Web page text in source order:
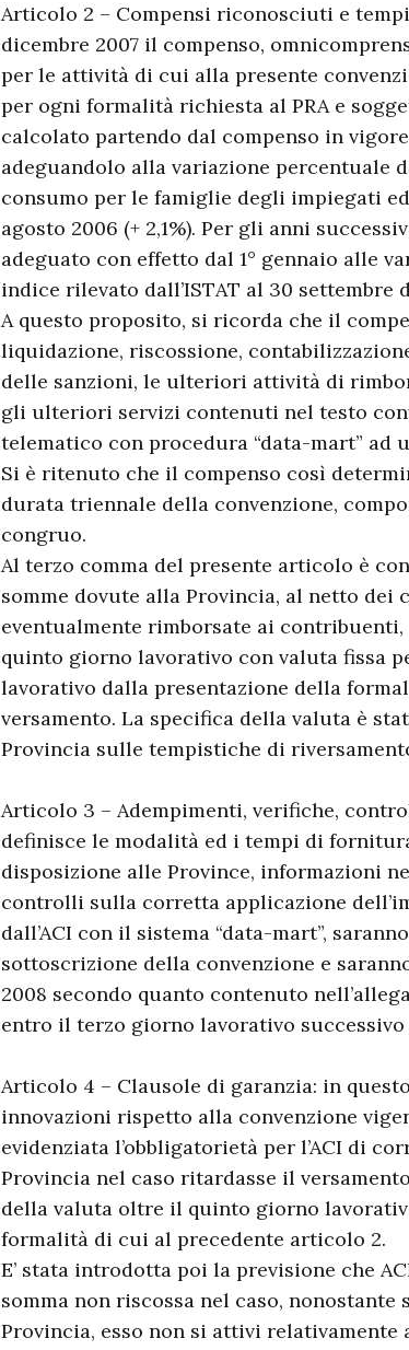
Articolo 2 – Compensi riconosciuti e
dicembre 2007 il compenso,
per le attività di cui alla presente
per ogni formalità richiesta al PRA e
calcolato partendo dal compenso in
adeguandolo alla variazione percentuale
consumo per le famiglie degli impiegati
agosto 2006 (+ 2,1%). Per gli anni
adeguato con effetto dal 1° gennaio alle
indice rilevato dall’ISTAT al 30 settembre
A questo proposito, si ricorda che il
liquidazione, riscossione,
delle sanzioni, le ulteriori attività di
gli ulteriori servizi contenuti nel testo
telematico con procedura “data-mart” ad
Si è ritenuto che il compenso così
durata triennale della convenzione,
congruo.
Al terzo comma del presente articolo è
somme dovute alla Provincia, al netto dei
eventualmente rimborsate ai
quinto giorno lavorativo con valuta fissa
lavorativo dalla presentazione della
versamento. La specifica della valuta è
Provincia sulle tempistiche di
Articolo 3 – Adempimenti, verifiche,
definisce le modalità ed i tempi di
disposizione alle Province, informazioni
controlli sulla corretta applicazione
dall’ACI con il sistema “data-mart”,
sottoscrizione della convenzione e
2008 secondo quanto contenuto
entro il terzo giorno lavorativo
Articolo 4 – Clausole di garanzia: in
innovazioni rispetto alla convenzione
evidenziata l’obbligatorietà per l’ACI di
Provincia nel caso ritardasse il
della valuta oltre il quinto giorno
formalità di cui al precedente articolo 2.
E’ stata introdotta poi la previsione che
somma non riscossa nel caso, nonostante
Provincia, esso non si attivi